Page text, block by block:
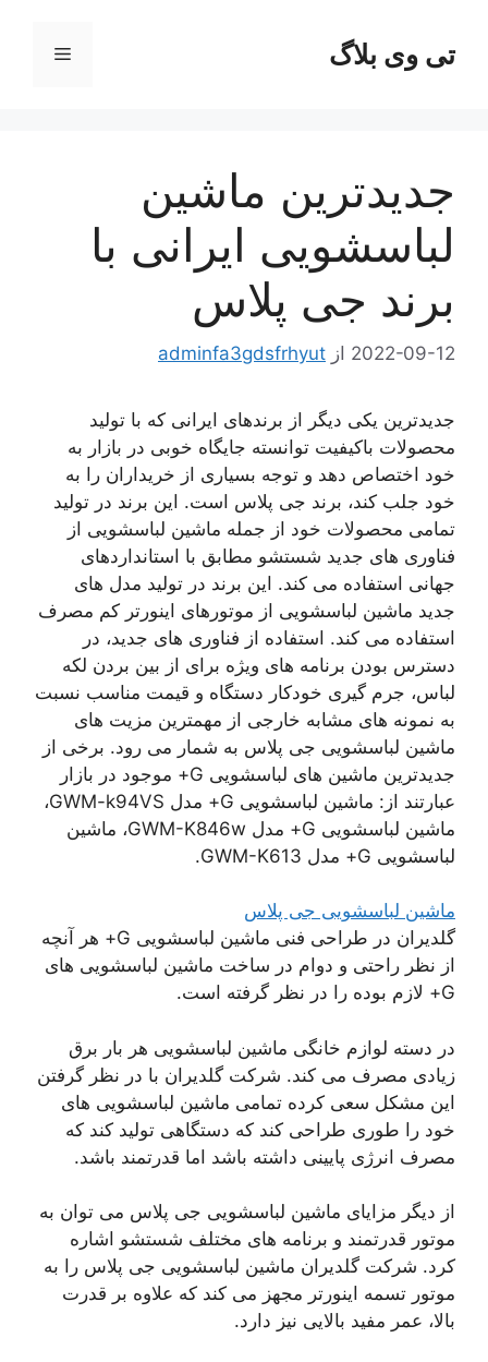
محتواتی وی بلاگ فهرست
جدیدترین ماشین
لباسشویی ایرانی با
برند جی پلاس
2022-09-12 از adminfa3gdsfrhyut
جدیدترین یکی دیگر از برندهای ایرانی که با تولید
محصولات باکیفیت توانسته جایگاه خوبی در بازار به
خود اختصاص دهد و توجه بسیاری از خریداران را به
خود جلب کند، برند جی پلاس است. این برند در تولید
تمامی محصولات خود از جمله ماشین لباسشویی از
فناوری های جدید شستشو مطابق با استانداردهای
جهانی استفاده می کند. این برند در تولید مدل های
جدید ماشین لباسشویی از موتورهای اینورتر کم مصرف
استفاده می کند. استفاده از فناوری های جدید، در
دسترس بودن برنامه های ویژه برای از بین بردن لکه
لباس، جرم گیری خودکار دستگاه و قیمت مناسب نسبت
به نمونه های مشابه خارجی از مهمترین مزیت های
ماشین لباسشویی جی پلاس به شمار می رود. برخی از
جدیدترین ماشین های لباسشویی G+ موجود در بازار
عبارتند از: ماشین لباسشویی G+ مدل GWM-k94VS،
ماشین لباسشویی G+ مدل GWM-K846w، ماشین
لباسشویی G+ مدل GWM-K613.
ماشین لباسشویی جی پلاس
گلدیران در طراحی فنی ماشین لباسشویی G+ هر آنچه
از نظر راحتی و دوام در ساخت ماشین لباسشویی های
G+ لازم بوده را در نظر گرفته است.
در دسته لوازم خانگی ماشین لباسشویی هر بار برق
زیادی مصرف می کند. شرکت گلدیران با در نظر گرفتن
این مشکل سعی کرده تمامی ماشین لباسشویی های
خود را طوری طراحی کند که دستگاهی تولید کند که
مصرف انرژی پایینی داشته باشد اما قدرتمند باشد.
از دیگر مزایای ماشین لباسشویی جی پلاس می توان به
موتور قدرتمند و برنامه های مختلف شستشو اشاره
کرد. شرکت گلدیران ماشین لباسشویی جی پلاس را به
موتور تسمه اینورتر مجهز می کند که علاوه بر قدرت
بالا، عمر مفید بالایی نیز دارد.